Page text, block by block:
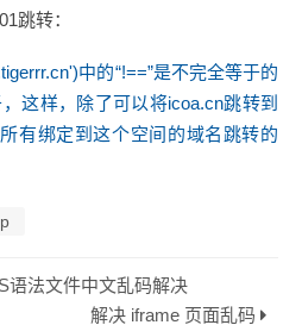
跳转：
中的“!==”是不完全等于的
这样，除了可以将icoa.cn跳转到
有绑定到这个空间的域名跳转的
语法文件中文乱码解决
解决 iframe 页面乱码